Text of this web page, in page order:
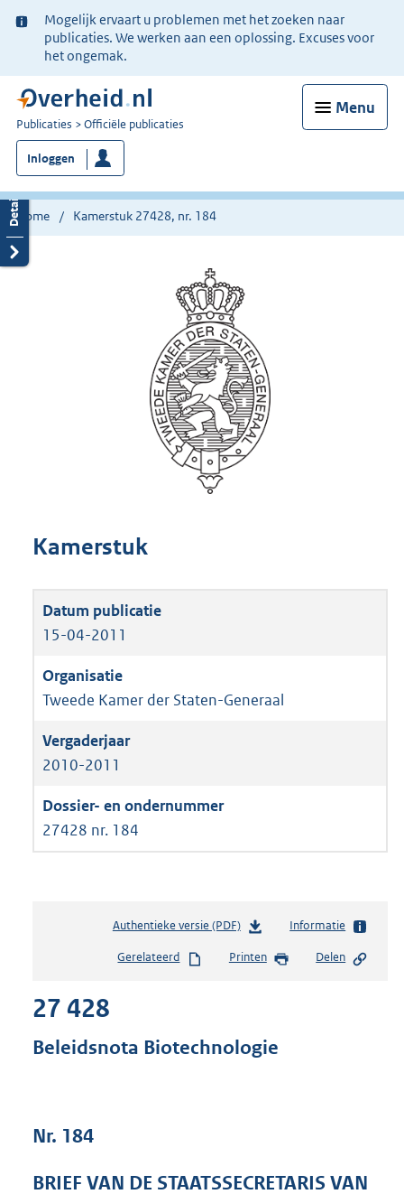
Ter
informatie:
Mogelijk ervaart u problemen met het zoeken naar
publicaties. We werken aan een oplossing. Excuses voor
het ongemak.
Menu
U
bent
nu
hier:
Publicaties Officiële publicaties
Inloggen
Home Kamerstuk 27428, nr. 184
Kamerstuk
15-04-2011
Tweede Kamer der Staten-Generaal
2010-2011
27428 nr. 184
Authentieke versie (PDF)b
s
s
e
Informatie
Gerelateerd Printen Delen
27 428
Beleidsnota Biotechnologie
Nr. 184
BRIEF VAN DE STAATSSECRETARIS VAN